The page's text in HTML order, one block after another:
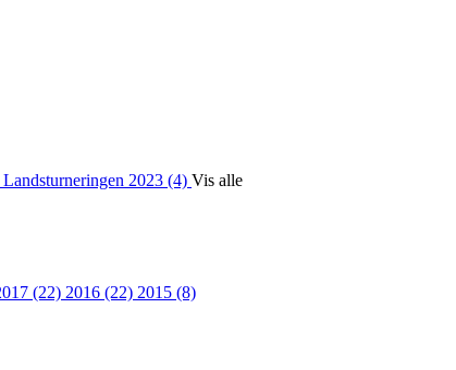
Landsturneringen 2023 (4) Vis alle
(22) 2016 (22) 2015 (8)